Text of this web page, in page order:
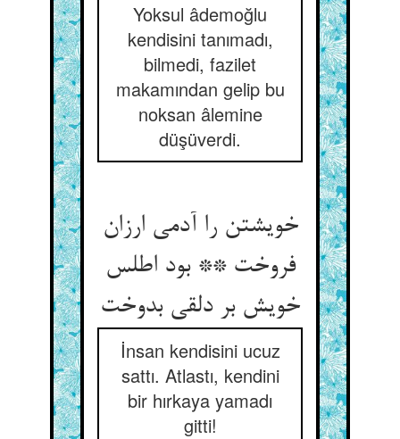
Yoksul âdemoğlu
kendisini tanımadı,
bilmedi, fazilet
makamından gelip bu
noksan âlemine
düşüverdi.
خویشتن را آدمی ارزان
فروخت ** بود اطلس
خویش بر دلقی بدوخت
İnsan kendisini ucuz
sattı. Atlastı, kendini
bir hırkaya yamadı
gitti!